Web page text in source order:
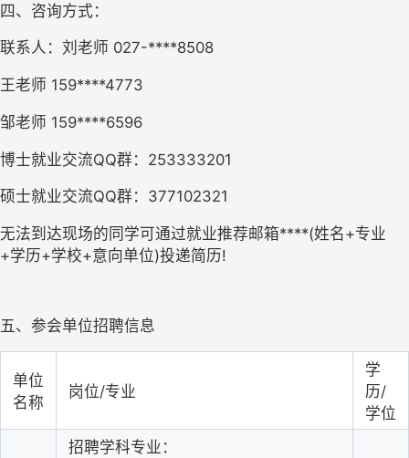
四、咨询方式：
联系人：刘老师 027-****8508
王老师 159****4773
邹老师 159****6596
博士就业交流QQ群：253333201
硕士就业交流QQ群：377102321
无法到达现场的同学可通过就业推荐邮箱****(姓名+专业
+学历+学校+意向单位)投递简历!
五、参会单位招聘信息
单位
名称
岗位/专业
学
历/
学位
招聘学科专业：